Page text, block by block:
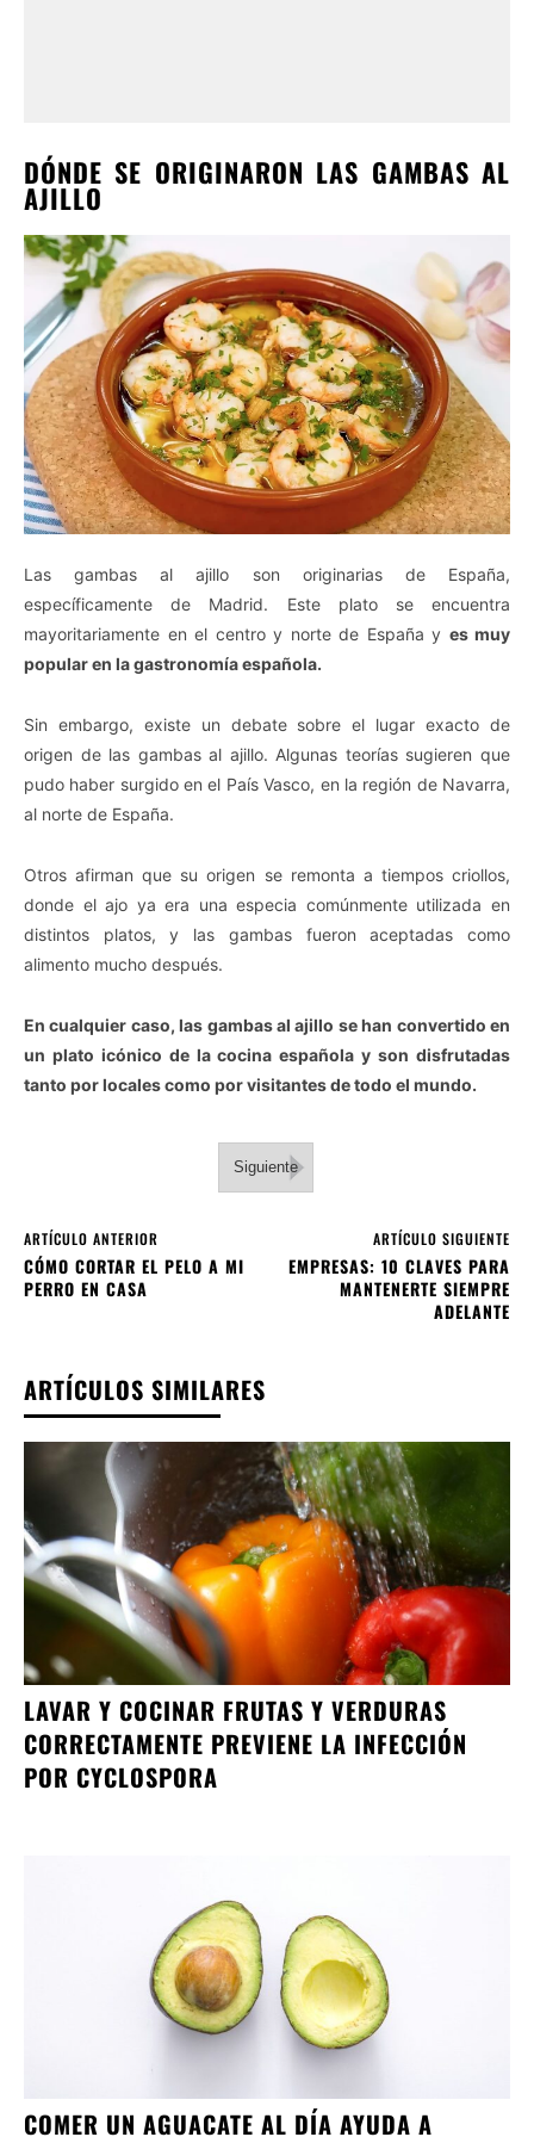
DÓNDE SE ORIGINARON LAS GAMBAS AL
AJILLO
Las gambas al ajillo son originarias de España,
específicamente de Madrid. Este plato se encuentra
mayoritariamente en el centro y norte de España y es muy
popular en la gastronomía española.
Sin embargo, existe un debate sobre el lugar exacto de
origen de las gambas al ajillo. Algunas teorías sugieren que
pudo haber surgido en el País Vasco, en la región de Navarra,
al norte de España.
Otros afirman que su origen se remonta a tiempos criollos,
donde el ajo ya era una especia comúnmente utilizada en
distintos platos, y las gambas fueron aceptadas como
alimento mucho después.
En cualquier caso, las gambas al ajillo se han convertido en
un plato icónico de la cocina española y son disfrutadas
tanto por locales como por visitantes de todo el mundo.
Siguiente
ARTÍCULO ANTERIOR
CÓMO CORTAR EL PELO A MI
PERRO EN CASA
ARTÍCULO SIGUIENTE
EMPRESAS: 10 CLAVES PARA
MANTENERTE SIEMPRE
ADELANTE
ARTÍCULOS SIMILARES
LAVAR Y COCINAR FRUTAS Y VERDURAS
CORRECTAMENTE PREVIENE LA INFECCIÓN
POR CYCLOSPORA
COMER UN AGUACATE AL DÍA AYUDA A